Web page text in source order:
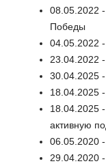
08.05.2022
Победы
04.05.2022
23.04.2022
30.04.2025 -
18.04.2025
18.04.2025
активную
06.05.2020
29.04.2020